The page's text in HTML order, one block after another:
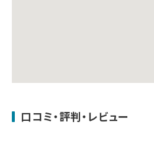
口コミ・評判・レビュー